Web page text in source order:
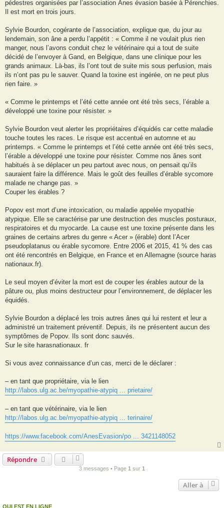
pédestres organisées par l’association Ânes évasion basée à Pérenchies.
Il est mort en trois jours.
Sylvie Bourdon, cogérante de l’association, explique que, du jour au
lendemain, son âne a perdu l’appétit : « Comme il ne voulait plus rien
manger, nous l’avons conduit chez le vétérinaire qui a tout de suite
décidé de l’envoyer à Gand, en Belgique, dans une clinique pour les
grands animaux. Là-bas, ils l’ont tout de suite mis sous perfusion, mais
ils n’ont pas pu le sauver. Quand la toxine est ingérée, on ne peut plus
rien faire. »
« Comme le printemps et l’été cette année ont été très secs, l’érable a
développé une toxine pour résister. »
Sylvie Bourdon veut alerter les propriétaires d’équidés car cette maladie
touche toutes les races. Le risque est accentué en automne et au
printemps. « Comme le printemps et l’été cette année ont été très secs,
l’érable a développé une toxine pour résister. Comme nos ânes sont
habitués à se déplacer un peu partout avec nous, on pensait qu’ils
sauraient faire la différence. Mais le goût des feuilles d’érable sycomore
malade ne change pas. »
Couper les érables ?
Popov est mort d’une intoxication, ou maladie appelée myopathie
atypique. Elle se caractérise par une destruction des muscles posturaux,
respiratoires et du myocarde. La cause est une toxine présente dans les
graines de certains arbres du genre « Acer » (érable) dont l’Acer
pseudoplatanus ou érable sycomore. Entre 2006 et 2015, 41 % des cas
ont été rencontrés en Belgique, en France et en Allemagne (source haras
nationaux.fr).
Le seul moyen d’éviter la mort est de couper les érables autour de la
pâture ou, plus moins destructeur pour l’environnement, de déplacer les
équidés.
Sylvie Bourdon a déplacé les trois autres ânes qui lui restent et leur a
administré un traitement préventif. Depuis, ils ne présentent aucun des
symptômes de Popov. Ils sont donc sauvés.
Sur le site harasnationaux. fr
Si vous avez connaissance d’un cas, merci de le déclarer :
– en tant que propriétaire, via le lien
http://labos.ulg.ac.be/myopathie-atypiq ... prietaire/
– en tant que vétérinaire, via le lien
http://labos.ulg.ac.be/myopathie-atypiq ... terinaire/
https://www.facebook.com/AnesEvasion/po ... 3421148052
Répondre
3 messages • Page 1 sur 1
Aller à
QUI EST EN LIGNE